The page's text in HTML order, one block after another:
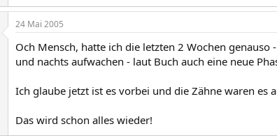
24 Mai 2005
Och Mensch, hatte ich die letzten 2 Wochen
und nachts aufwachen - laut Buch auch eine neue
Ich glaube jetzt ist es vorbei und die Zähne waren es
Das wird schon alles wieder!